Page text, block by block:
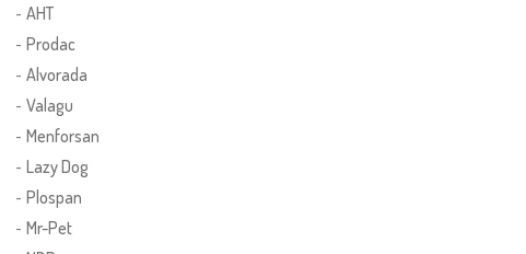
- AHT
- Prodac
- Alvorada
- Valagu
- Menforsan
- Lazy Dog
- Plospan
- Mr-Pet